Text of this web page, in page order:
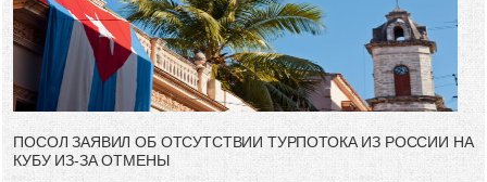
ПОСОЛ ЗАЯВИЛ ОБ ОТСУТСТВИИ ТУРПОТОКА ИЗ РОССИИ НА
КУБУ ИЗ-ЗА ОТМЕНЫ